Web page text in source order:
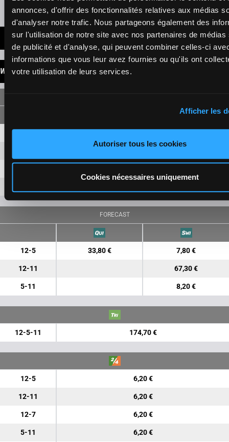
annonces, d'offrir des fonctionnalités relatives aux médias
d'analyser notre trafic. Nous partageons également des
sur l'utilisation de notre site avec nos partenaires de médias
de publicité et d'analyse, qui peuvent combiner celles-ci
informations que vous leur avez fournies ou qu'ils ont
votre utilisation de leurs services.
Afficher les
Autoriser tous les cookies
Cookies nécessaires uniquement
Presence of favorite horses
LATEST NEWS
WINNINGS
FORECAST
12-5 33,80 € 7,80 €
12-11 67,30 €
5-11 8,20 €
12-5-11 174,70 €
12-5 6,20 €
12-11 6,20 €
12-7 6,20 €
5-11 6,20 €